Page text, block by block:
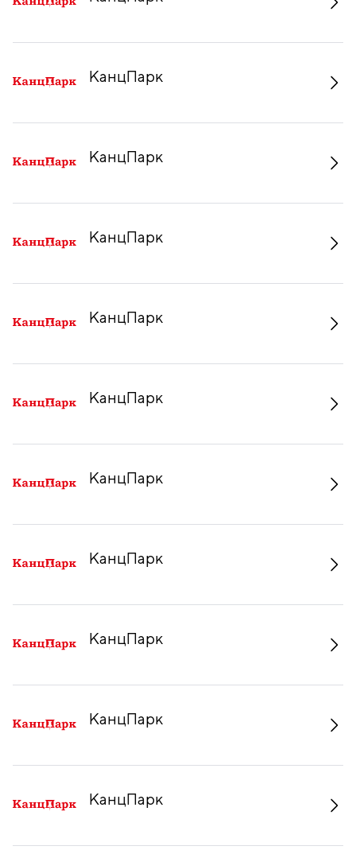
КанцПарк
КанцПарк
КанцПарк
КанцПарк
КанцПарк
КанцПарк
КанцПарк
КанцПарк
КанцПарк
КанцПарк